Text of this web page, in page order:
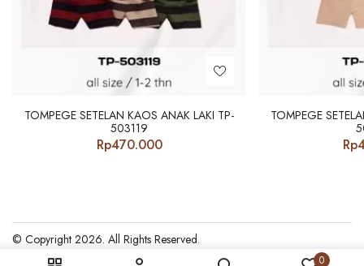
0
TOMPEGE SETELAN KAOS ANAK LAKI TP-
503119
Rp470.000
TOMPEGE
Rp
© Copyright 2026. All Rights Reserved.